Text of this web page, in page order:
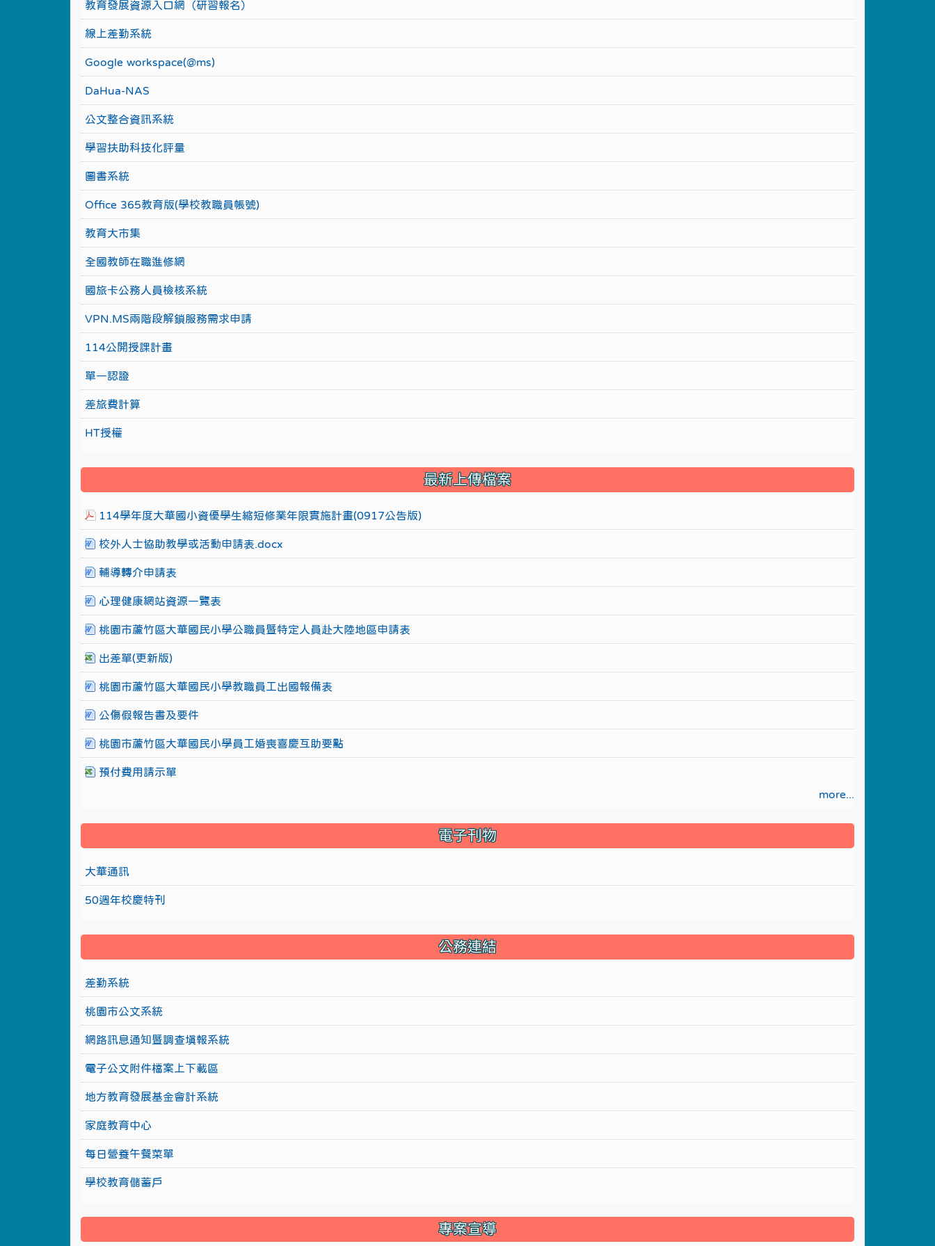
教育發展資源入口網（研習報名）
線上差勤系統
Google workspace(@ms)
DaHua-NAS
公文整合資訊系統
學習扶助科技化評量
圖書系統
Office 365教育版(學校教職員帳號)
教育大市集
全國教師在職進修網
國旅卡公務人員檢核系統
VPN.MS兩階段解鎖服務需求申請
114公開授課計畫
單一認證
差旅費計算
HT授權
最新上傳檔案
114學年度大華國小資優學生縮短修業年限實施計畫(0917公告版)
校外人士協助教學或活動申請表.docx
輔導轉介申請表
心理健康網站資源一覽表
桃園市蘆竹區大華國民小學公職員暨特定人員赴大陸地區申請表
出差單(更新版)
桃園市蘆竹區大華國民小學教職員工出國報備表
公傷假報告書及要件
桃園市蘆竹區大華國民小學員工婚喪喜慶互助要點
預付費用請示單
more...
電子刊物
大華通訊
50週年校慶特刊
公務連結
差勤系統
桃園市公文系統
網路訊息通知暨調查填報系統
電子公文附件檔案上下載區
地方教育發展基金會計系統
家庭教育中心
每日營養午餐菜單
學校教育儲蓄戶
專案宣導